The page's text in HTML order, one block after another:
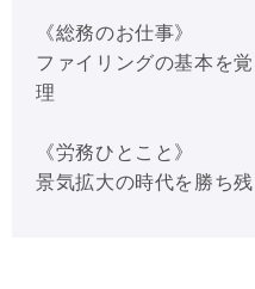
《総務のお仕事》
ファイリングの基本を
理
《労務ひとこと》
景気拡大の時代を勝ち残